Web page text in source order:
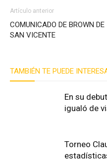
Artículo anterior
COMUNICADO DE BROWN DE
SAN VICENTE
TAMBIÉN TE PUEDE
En su
igualó de
Torneo